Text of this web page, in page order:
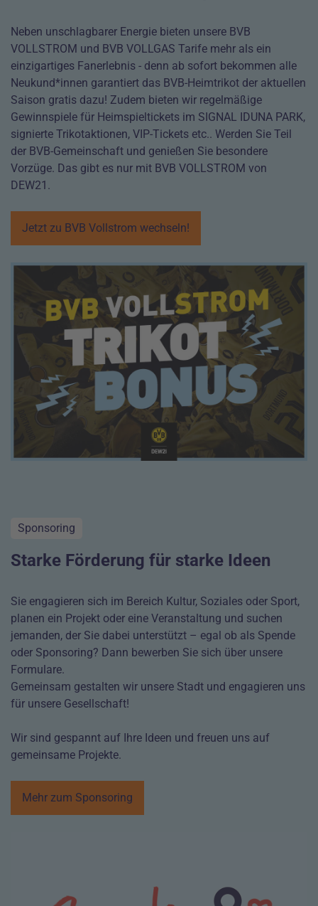
Neben unschlagbarer Energie bieten unsere BVB
VOLLSTROM und BVB VOLLGAS Tarife mehr als ein
einzigartiges Fanerlebnis - denn ab sofort bekommen alle
Neukund*innen garantiert das BVB-Heimtrikot der aktuellen
Saison gratis dazu! Zudem bieten wir regelmäßige
Gewinnspiele für Heimspieltickets im SIGNAL IDUNA PARK,
signierte Trikotaktionen, VIP-Tickets etc.. Werden Sie Teil
der BVB-Gemeinschaft und genießen Sie besondere
Vorzüge. Das gibt es nur mit BVB VOLLSTROM von
DEW21.
Jetzt zu BVB Vollstrom wechseln!
Sponsoring
Starke Förderung für starke Ideen
Sie engagieren sich im Bereich Kultur, Soziales oder Sport,
planen ein Projekt oder eine Veranstaltung und suchen
jemanden, der Sie dabei unterstützt – egal ob als Spende
oder Sponsoring? Dann bewerben Sie sich über unsere
Formulare.
Gemeinsam gestalten wir unsere Stadt und engagieren uns
für unsere Gesellschaft!
Wir sind gespannt auf Ihre Ideen und freuen uns auf
gemeinsame Projekte.
Mehr zum Sponsoring